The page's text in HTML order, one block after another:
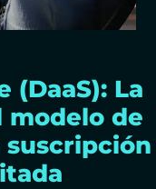
(DaaS): La
de